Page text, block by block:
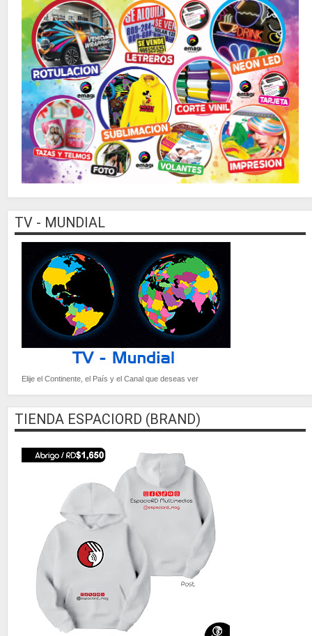
TV - MUNDIAL
Elije el Continente, el País y el Canal que deseas ver
TIENDA ESPACIORD (BRAND)